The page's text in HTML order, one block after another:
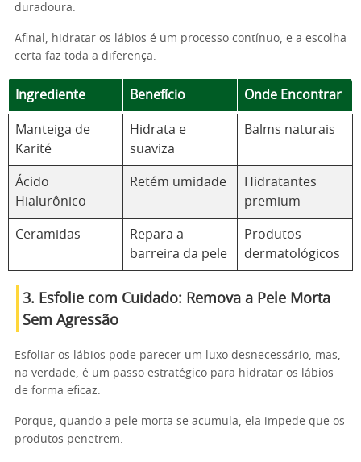
duradoura.
Afinal, hidratar os lábios é um processo contínuo, e a escolha
certa faz toda a diferença.
Ingrediente Benefício Onde Encontrar
Manteiga de
Karité
Hidrata e
suaviza
Balms naturais
Ácido
Hialurônico
Retém umidade
Hidratantes
premium
Ceramidas
Repara a
barreira da pele
Produtos
dermatológicos
3. Esfolie com Cuidado: Remova a Pele Morta
Sem Agressão
Esfoliar os lábios pode parecer um luxo desnecessário, mas,
na verdade, é um passo estratégico para hidratar os lábios
de forma eficaz.
Porque, quando a pele morta se acumula, ela impede que os
produtos penetrem.